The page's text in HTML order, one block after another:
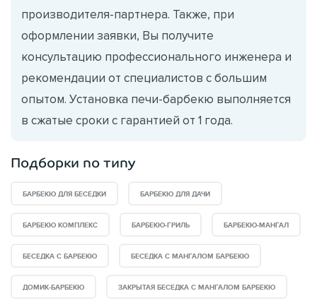
производителя-партнера. Также, при
оформлении заявки, Вы получите
консультацию профессионального инженера и
рекомендации от специалистов с большим
опытом. Установка печи-барбекю выполняется
в сжатые сроки с гарантией от 1 года.
Подборки по типу
БАРБЕКЮ ДЛЯ БЕСЕДКИ БАРБЕКЮ ДЛЯ ДАЧИ
БАРБЕКЮ КОМПЛЕКС БАРБЕКЮ-ГРИЛЬ БАРБЕКЮ-МАНГАЛ
БЕСЕДКА С БАРБЕКЮ БЕСЕДКА С МАНГАЛОМ БАРБЕКЮ
ДОМИК-БАРБЕКЮ ЗАКРЫТАЯ БЕСЕДКА С МАНГАЛОМ БАРБЕКЮ